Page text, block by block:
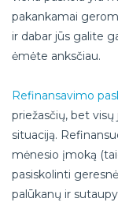
pakankamai
ir dabar jūs galite
ėmėte anksčiau.
Refinansavimo
priežasčių, bet
situaciją.
mėnesio įmoką
pasiskolinti
palūkanų ir